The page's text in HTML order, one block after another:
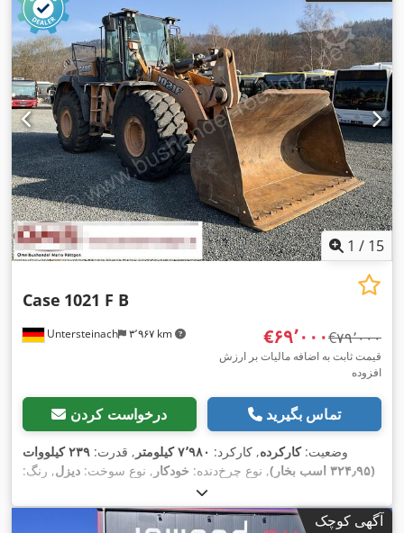
1 / 15
Untersteinach ۳٬۹۶۷ km
Case 1021 F B
‎€۶۹٬۰۰۰ ‎€۷۹٬۰۰۰
قیمت ثابت به اضافه مالیات بر ارزش
افزوده
درخواست کردن تماس بگیرید
وضعیت:کارکرده, کارکرد: ۷٬۹۸۰ کیلومتر , قدرت:
۲۳۹ کیلووات
(۳۲۴٫۹۵ اسب بخار)
, نوع چرخ‌دنده: خودکار , نوع سوخت: دیزل, رنگ:
, سال ساخت:
مطبوع,
آگهی کوچک